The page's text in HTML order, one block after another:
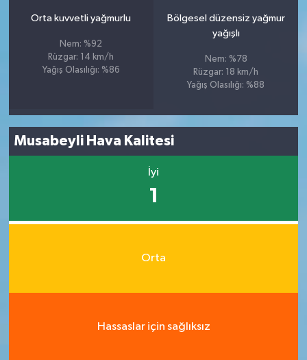
Orta kuvvetli yağmurlu
Nem: %92
Rüzgar: 14 km/h
Yağış Olasılığı: %86
Bölgesel düzensiz yağmur
yağışlı
Nem: %78
Rüzgar: 18 km/h
Yağış Olasılığı: %88
Musabeyli Hava Kalitesi
İyi
1
Orta
Hassaslar için sağlıksız